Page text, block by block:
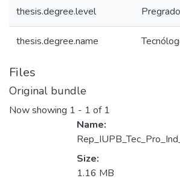
thesis.degree.level Pregrado
thesis.degree.name
Files
Original bundle
Now showing 1 - 1 of 1
Name:
Size:
1.16 MB